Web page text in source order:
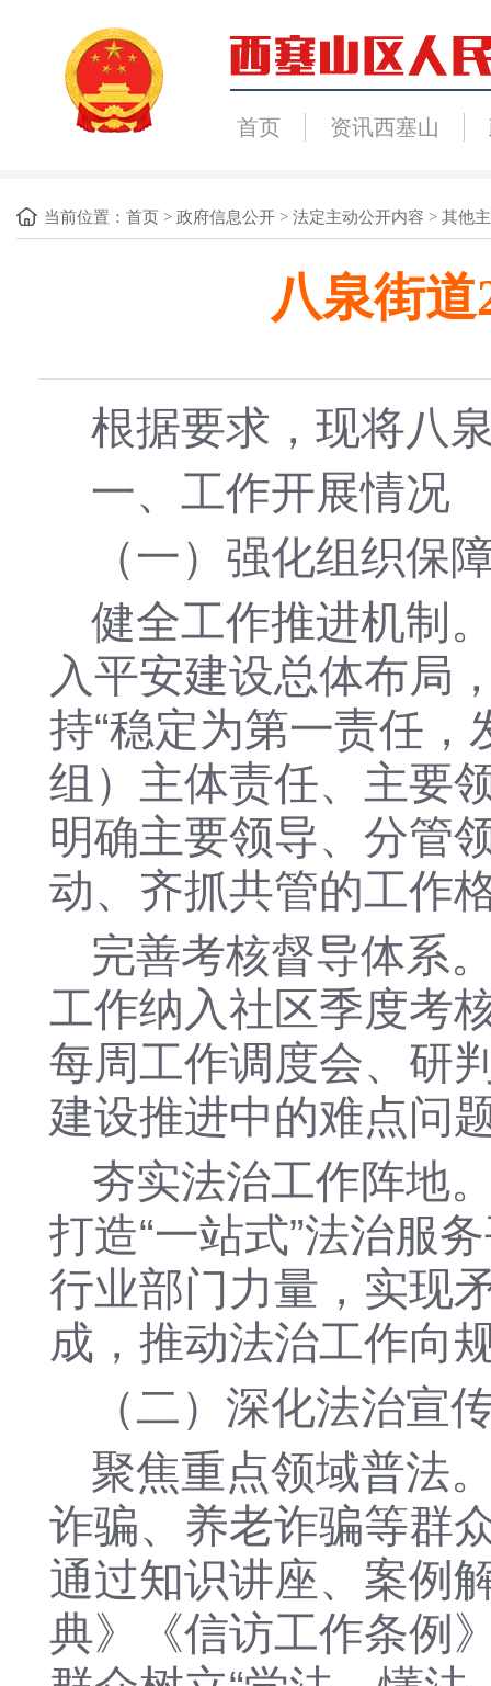
首页 资讯西塞山
当前位置： 首页 > 政府信息公开 > 法定主动公开内容 > 其他
八泉街
根据要求，现将八
一、工作开展情况
（一）强化组织保
健全工作推进机制
入平安建设总体布局
持“稳定为第一责任
组）主体责任、主要
明确主要领导、分管
动、齐抓共管的工作
完善考核督导体系
工作纳入社区季度考
每周工作调度会、研
建设推进中的难点问
夯实法治工作阵地
打造“一站式”法治服
行业部门力量，实现
成，推动法治工作向
（二）深化法治宣
聚焦重点领域普法
诈骗、养老诈骗等群
通过知识讲座、案例
典》《信访工作条例